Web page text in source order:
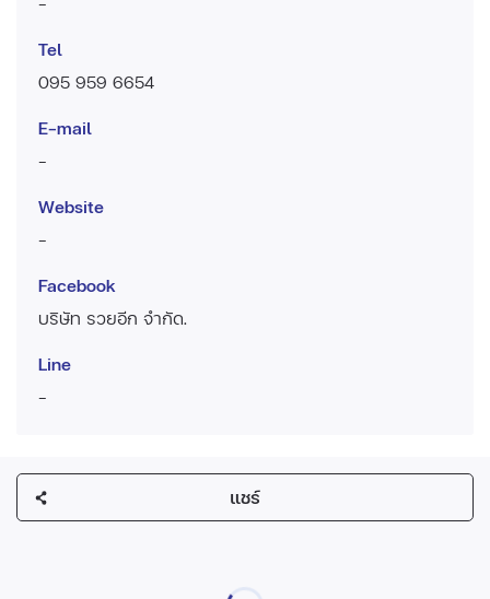
Tel
095 959 6654
E-mail
-
Website
-
Facebook
บริษัท รวยอีก จำกัด.
Line
-
แชร์